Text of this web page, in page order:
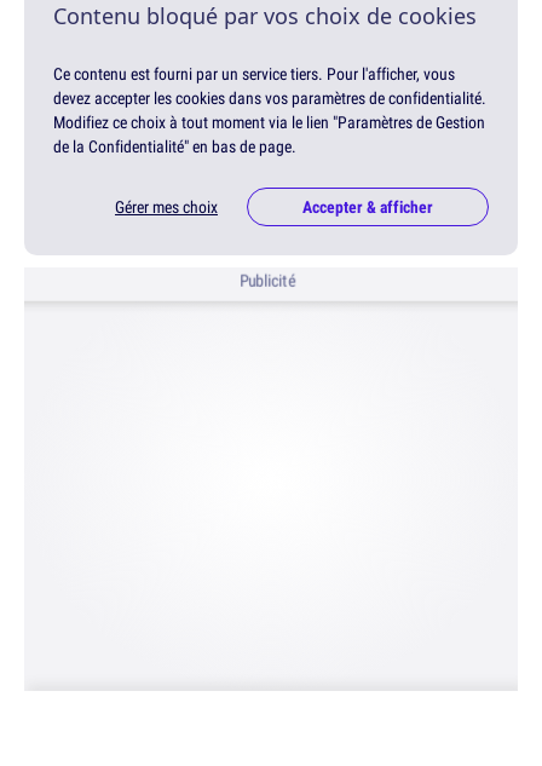
Contenu bloqué par vos choix de cookies
Ce contenu est fourni par un service tiers. Pour l'afficher, vous
devez accepter les cookies dans vos paramètres de confidentialité.
Modifiez ce choix à tout moment via le lien "Paramètres de Gestion
de la Confidentialité" en bas de page.
Gérer mes choix Accepter & afficher
Publicité